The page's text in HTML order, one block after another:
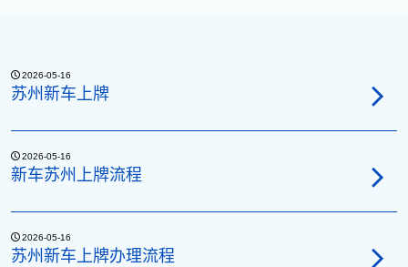
2026-05-16
苏州新车上牌
2026-05-16
新车苏州上牌流程
2026-05-16
苏州新车上牌办理流程